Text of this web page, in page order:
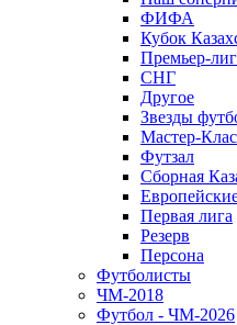
ФИФА
Кубок
Премьер-
СНГ
Другое
Звезды
Мастер-
Футзал
Сборная
Первая лига
Резерв
Персона
Футболисты
ЧМ-2018
Футбол - ЧМ-2026